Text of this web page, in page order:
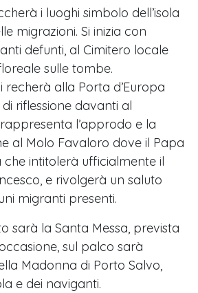
i luoghi simbolo dell’isola
migrazioni. Si inizia con
defunti, al Cimitero locale
sulle tombe.
recherà alla Porta d’Europa
riflessione davanti al
l’approdo e la
al Molo Favaloro dove il Papa
intitolerà ufficialmente il
e rivolgerà un saluto
migranti presenti.
sarà la Santa Messa, prevista
sul palco sarà
Madonna di Porto Salvo,
e dei naviganti.